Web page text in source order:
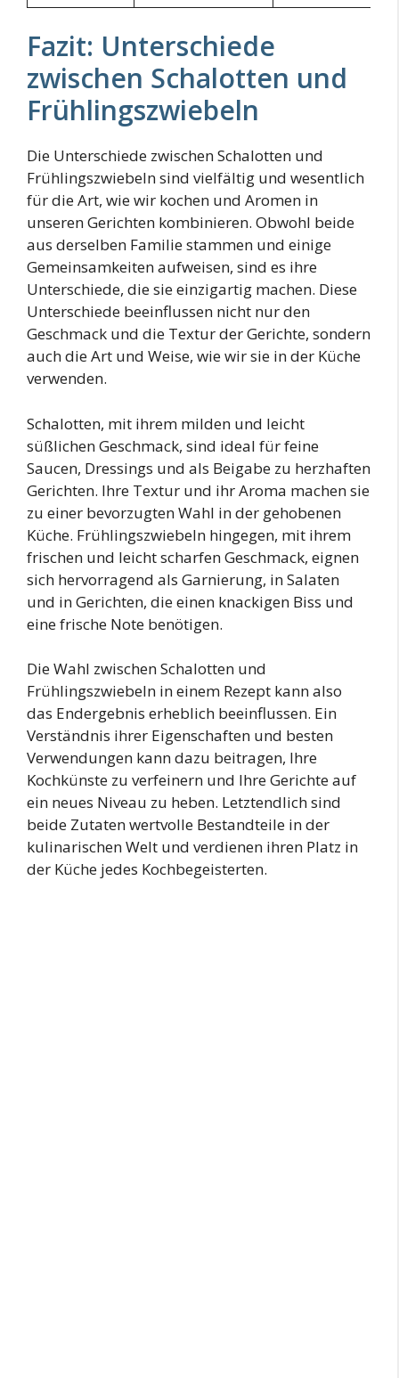
Fazit: Unterschiede
zwischen Schalotten und
Frühlingszwiebeln
Die Unterschiede zwischen Schalotten und
Frühlingszwiebeln sind vielfältig und wesentlich
für die Art, wie wir kochen und Aromen in
unseren Gerichten kombinieren. Obwohl beide
aus derselben Familie stammen und einige
Gemeinsamkeiten aufweisen, sind es ihre
Unterschiede, die sie einzigartig machen. Diese
Unterschiede beeinflussen nicht nur den
Geschmack und die Textur der Gerichte, sondern
auch die Art und Weise, wie wir sie in der Küche
verwenden.
Schalotten, mit ihrem milden und leicht
süßlichen Geschmack, sind ideal für feine
Saucen, Dressings und als Beigabe zu herzhaften
Gerichten. Ihre Textur und ihr Aroma machen sie
zu einer bevorzugten Wahl in der gehobenen
Küche. Frühlingszwiebeln hingegen, mit ihrem
frischen und leicht scharfen Geschmack, eignen
sich hervorragend als Garnierung, in Salaten
und in Gerichten, die einen knackigen Biss und
eine frische Note benötigen.
Die Wahl zwischen Schalotten und
Frühlingszwiebeln in einem Rezept kann also
das Endergebnis erheblich beeinflussen. Ein
Verständnis ihrer Eigenschaften und besten
Verwendungen kann dazu beitragen, Ihre
Kochkünste zu verfeinern und Ihre Gerichte auf
ein neues Niveau zu heben. Letztendlich sind
beide Zutaten wertvolle Bestandteile in der
kulinarischen Welt und verdienen ihren Platz in
der Küche jedes Kochbegeisterten.